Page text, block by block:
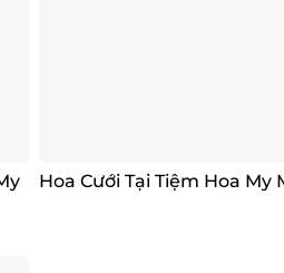
Hoa Cưới Tại Tiệm Hoa My